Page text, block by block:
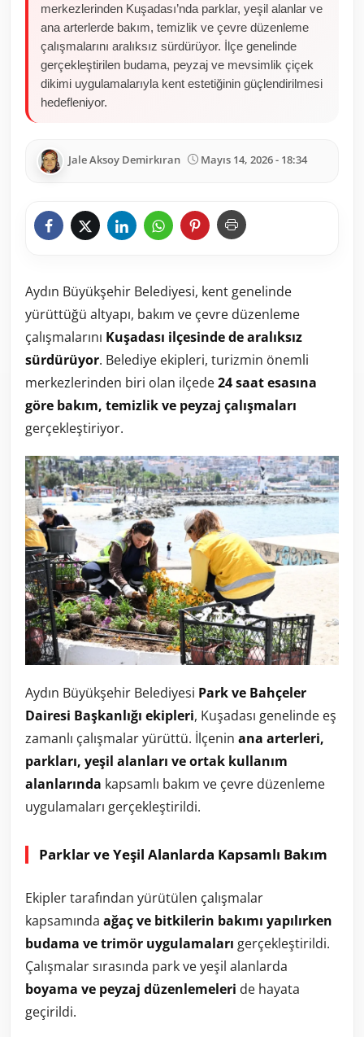
merkezlerinden Kuşadası’nda parklar, yeşil alanlar ve
ana arterlerde bakım, temizlik ve çevre düzenleme
çalışmalarını aralıksız sürdürüyor. İlçe genelinde
gerçekleştirilen budama, peyzaj ve mevsimlik çiçek
dikimi uygulamalarıyla kent estetiğinin güçlendirilmesi
hedefleniyor.
Jale Aksoy Demirkıran Mayıs 14, 2026 - 18:34
Aydın Büyükşehir Belediyesi, kent genelinde
yürüttüğü altyapı, bakım ve çevre düzenleme
çalışmalarını Kuşadası ilçesinde de aralıksız
sürdürüyor. Belediye ekipleri, turizmin önemli
merkezlerinden biri olan ilçede24 saat esasına
göre bakım, temizlik ve peyzaj çalışmaları
gerçekleştiriyor.
Aydın Büyükşehir Belediyesi Park ve Bahçeler
Dairesi Başkanlığı ekipleri, Kuşadası genelinde eş
zamanlı çalışmalar yürüttü. İlçenin ana arterleri,
parkları, yeşil alanları ve ortak kullanım
alanlarında kapsamlı bakım ve çevre düzenleme
uygulamaları gerçekleştirildi.
Parklar ve Yeşil Alanlarda Kapsamlı Bakım
Ekipler tarafından yürütülen çalışmalar
kapsamında ağaç ve bitkilerin bakımı yapılırken
budama ve trimör uygulamaları gerçekleştirildi.
Çalışmalar sırasında park ve yeşil alanlarda
boyama ve peyzaj düzenlemeleri de hayata
geçirildi.